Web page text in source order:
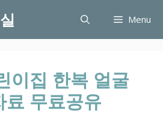
Menu
이집 한복 얼굴
료 무료공유